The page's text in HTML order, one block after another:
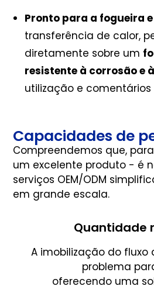
Pronto para a fogueira
transferência de calor,
diretamente sobre um
resistente à corrosão e
utilização e
Capacidades de
Compreendemos que,
um excelente produto - é
serviços OEM/ODM
em grande escala.
Quantidade
A imobilização do
problema
oferecendo uma